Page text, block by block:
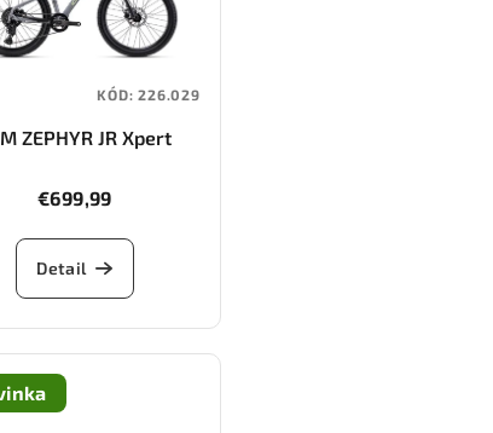
ZEPHYR JR Xpert
€699,99
Detail
KÓD:226.029